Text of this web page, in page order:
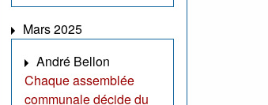
Mars 2025
André Bellon
Chaque assemblée
communale décide du